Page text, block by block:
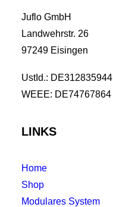
Juflo GmbH
Landwehrstr. 26
97249 Eisingen
UstId.: DE312835944
WEEE: DE74767864
LINKS
Home
Shop
Modulares System